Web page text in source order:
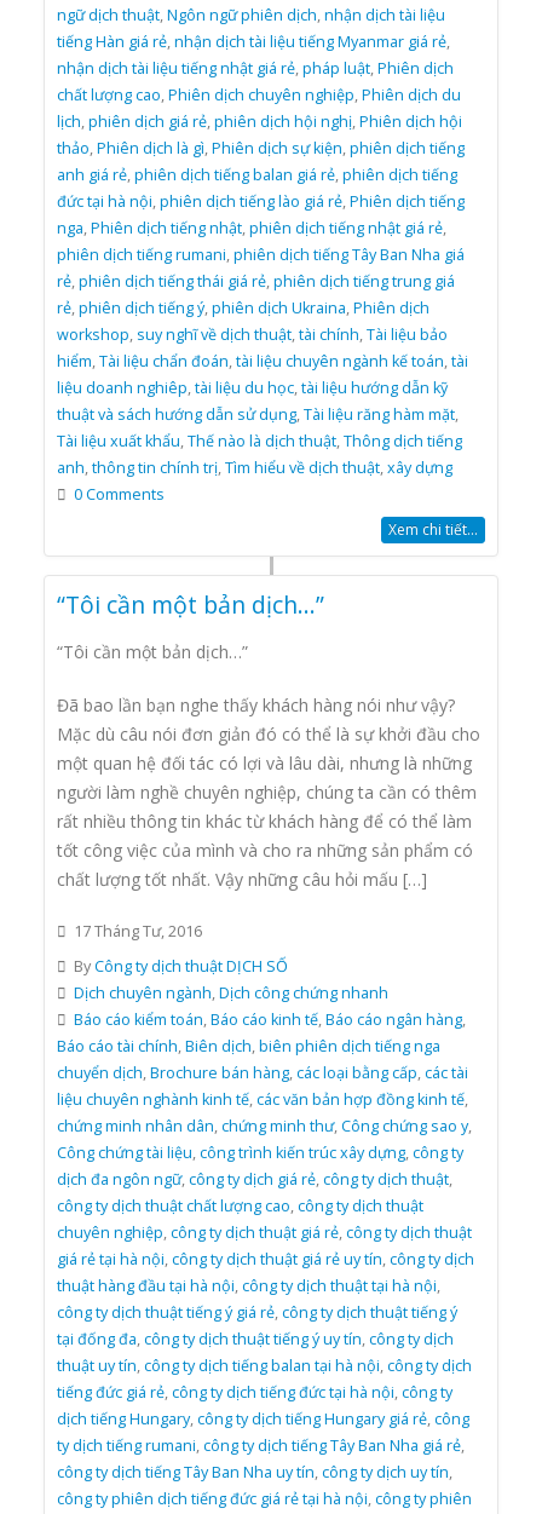
ngữ dịch thuật,Ngôn ngữ phiên dịch,nhận dịch tài liệu
tiếng Hàn giá rẻ,nhận dịch tài liệu tiếng Myanmar giá rẻ,
nhận dịch tài liệu tiếng nhật giá rẻ,pháp luật,Phiên dịch
chất lượng cao,Phiên dịch chuyên nghiệp,Phiên dịch du
lịch,phiên dịch giá rẻ,phiên dịch hội nghị,Phiên dịch hội
thảo,Phiên dịch là gì,Phiên dịch sự kiện,phiên dịch tiếng
anh giá rẻ,phiên dịch tiếng balan giá rẻ,phiên dịch tiếng
đức tại hà nội,phiên dịch tiếng lào giá rẻ,Phiên dịch tiếng
nga,Phiên dịch tiếng nhật,phiên dịch tiếng nhật giá rẻ,
phiên dịch tiếng rumani,phiên dịch tiếng Tây Ban Nha giá
rẻ,phiên dịch tiếng thái giá rẻ,phiên dịch tiếng trung giá
rẻ,phiên dịch tiếng ý,phiên dịch Ukraina,Phiên dịch
workshop, suy nghĩ về dịch thuật,tài chính,Tài liệu bảo
hiểm,Tài liệu chẩn đoán,tài liệu chuyên ngành kế toán,tài
liệu doanh nghiêp,tài liệu du học,tài liệu hướng dẫn kỹ
thuật và sách hướng dẫn sử dụng,Tài liệu răng hàm mặt,
Tài liệu xuất khẩu,Thế nào là dịch thuật,Thông dịch tiếng
anh,thông tin chính trị,Tìm hiểu về dịch thuật,xây dựng
0 Comments
Xem chi tiết...
“Tôi cần một bản dịch…”
“Tôi cần một bản dịch…”
Đã bao lần bạn nghe thấy khách hàng nói như vậy?
Mặc dù câu nói đơn giản đó có thể là sự khởi đầu cho
một quan hệ đối tác có lợi và lâu dài, nhưng là những
người làm nghề chuyên nghiệp, chúng ta cần có thêm
rất nhiều thông tin khác từ khách hàng để có thể làm
tốt công việc của mình và cho ra những sản phẩm có
chất lượng tốt nhất. Vậy những câu hỏi mấu […]
17 Tháng Tư, 2016
ByCông ty dịch thuật DỊCH SỐ
Dịch chuyên ngành,Dịch công chứng nhanh
Báo cáo kiểm toán,Báo cáo kinh tế,Báo cáo ngân hàng,
Báo cáo tài chính,Biên dịch,biên phiên dịch tiếng nga
chuyển dịch,Brochure bán hàng,các loại bằng cấp,các tài
liệu chuyên nghành kinh tế,các văn bản hợp đồng kinh tế,
chứng minh nhân dân,chứng minh thư,Công chứng sao y,
Công chứng tài liệu,công trình kiến trúc xây dựng,công ty
dịch đa ngôn ngữ,công ty dịch giá rẻ,công ty dịch thuật,
công ty dịch thuật chất lượng cao,công ty dịch thuật
chuyên nghiệp,công ty dịch thuật giá rẻ,công ty dịch thuật
giá rẻ tại hà nội,công ty dịch thuật giá rẻ uy tín,công ty dịch
thuật hàng đầu tại hà nội,công ty dịch thuật tại hà nội,
công ty dịch thuật tiếng ý giá rẻ,công ty dịch thuật tiếng ý
tại đống đa,công ty dịch thuật tiếng ý uy tín,công ty dịch
thuật uy tín,công ty dịch tiếng balan tại hà nội,công ty dịch
tiếng đức giá rẻ,công ty dịch tiếng đức tại hà nội,công ty
dịch tiếng Hungary,công ty dịch tiếng Hungary giá rẻ,công
ty dịch tiếng rumani,công ty dịch tiếng Tây Ban Nha giá rẻ,
công ty dịch tiếng Tây Ban Nha uy tín,công ty dịch uy tín,
công ty phiên dịch tiếng đức giá rẻ tại hà nội,công ty phiên